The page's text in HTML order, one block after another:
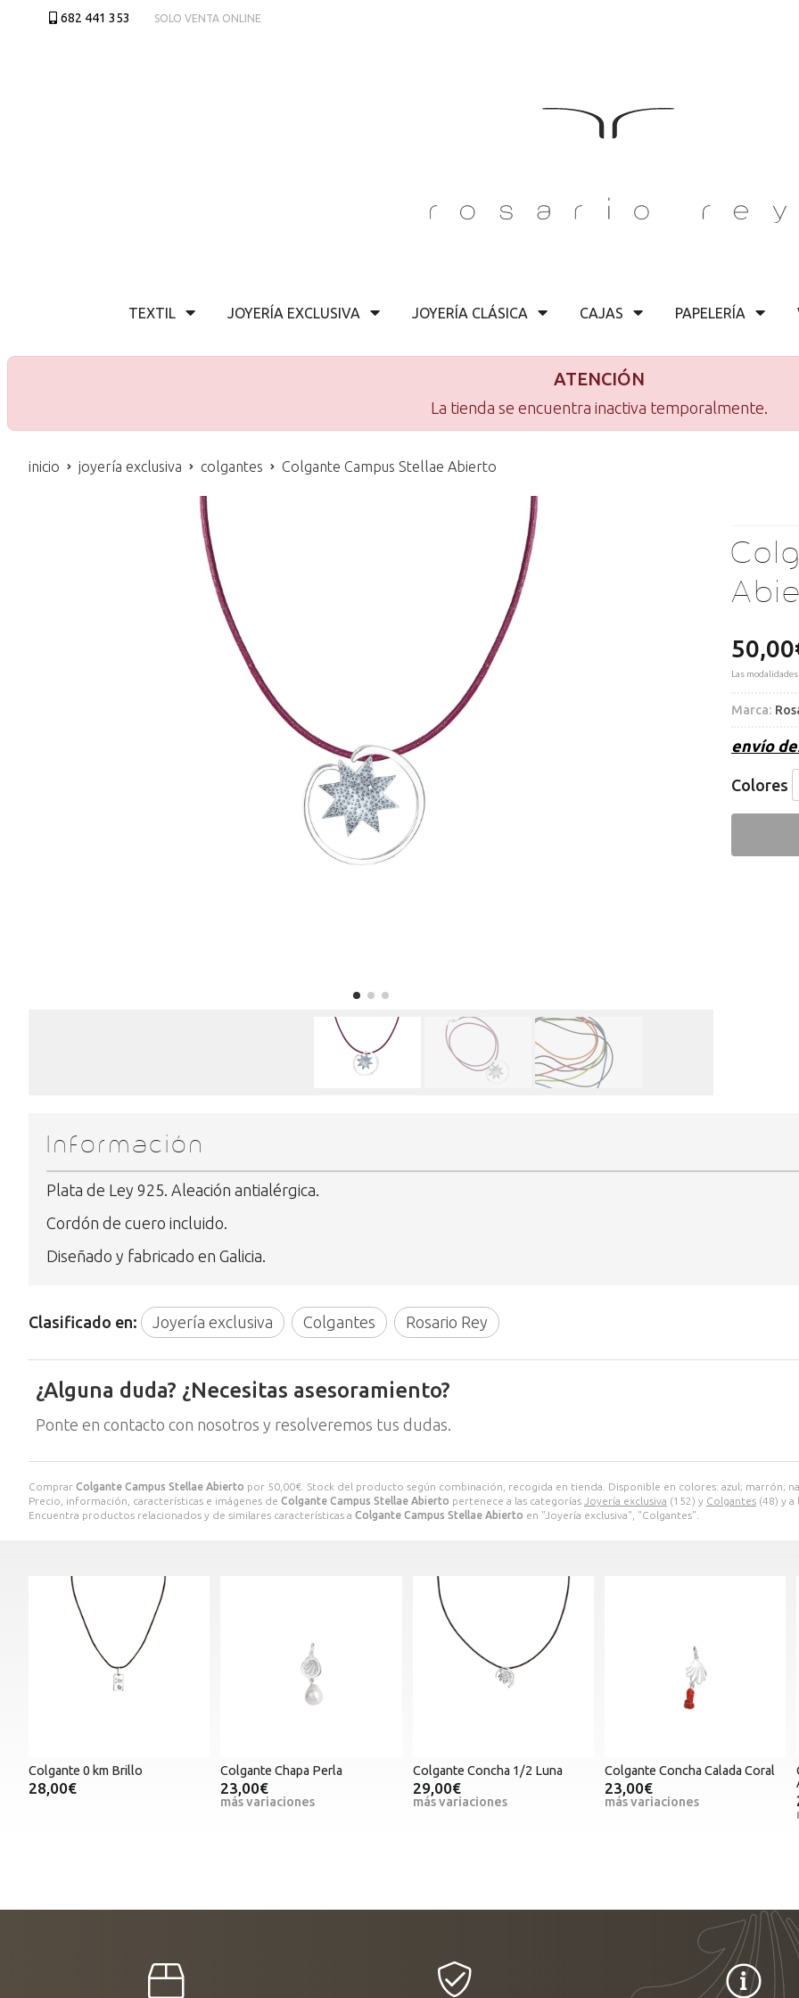
682 441 353 SOLO VENTA ONLINE
TEXTIL JOYERÍA EXCLUSIVA JOYERÍA CLÁSICA CAJAS PAPELERÍA
ATENCIÓN
La tienda se encuentra inactiva temporalmente.
inicio joyería exclusiva colgantes Colgante Campus Stellae Abierto
50,00
Las
Marca:
envío
Colores
Comprar Colgante Campus Stellae Abierto por 50,00€ . Stock del producto según combinación, recogida en tienda. Disponible en colores: azul; marrón;
Precio, información, características e imágenes de Colgante Campus Stellae Abierto pertenece a las categorías Joyería exclusiva (152) y Colgantes (48) y a
Encuentra productos relacionados y de similares características a Colgante Campus Stellae Abierto en "Joyería exclusiva", "Colgantes".
Información
Plata de Ley 925. Aleación antialérgica.
Cordón de cuero incluido.
Diseñado y fabricado en Galicia.
Clasificado en: Joyería exclusiva Colgantes Rosario Rey
¿Alguna duda? ¿Necesitas asesoramiento?
Ponte en contacto con nosotros y resolveremos tus dudas.
Colgante 0 km Brillo
28,00€
Colgante Chapa Perla
23,00€
más variaciones
Colgante Concha 1/2 Luna
29,00€
más variaciones
Colgante Concha Calada Coral
23,00€
más variaciones